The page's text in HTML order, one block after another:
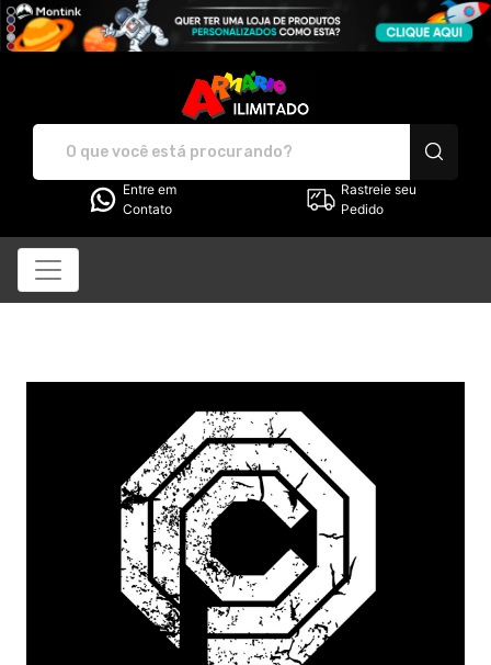
Entre em
Contato
Rastreie seu
Pedido